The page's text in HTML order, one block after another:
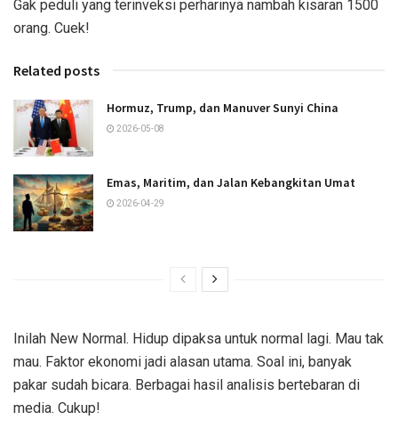
Gak peduli yang terinveksi perharinya nambah kisaran 1500
orang. Cuek!
Related posts
Hormuz, Trump, dan Manuver Sunyi China
2026-05-08
Emas, Maritim, dan Jalan Kebangkitan Umat
2026-04-29
Inilah New Normal. Hidup dipaksa untuk normal lagi. Mau tak
mau. Faktor ekonomi jadi alasan utama. Soal ini, banyak
pakar sudah bicara. Berbagai hasil analisis bertebaran di
media. Cukup!